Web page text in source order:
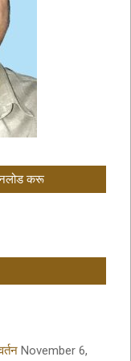
करू
November 6,